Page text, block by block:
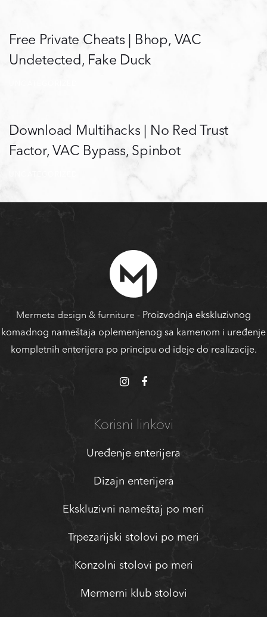
Free Private Cheats | Bhop, VAC
Undetected, Fake Duck
Download Multihacks | No Red Trust
Factor, VAC Bypass, Spinbot
Mermeta design & furniture - Proizvodnja ekskluzivnog
komadnog nameštaja oplemenjenog sa kamenom i uređenje
kompletnih enterijera po principu od ideje do realizacije.
Korisni linkovi
Uređenje enterijera
Dizajn enterijera
Ekskluzivni nameštaj po meri
Trpezarijski stolovi po meri
Konzolni stolovi po meri
Mermerni klub stolovi